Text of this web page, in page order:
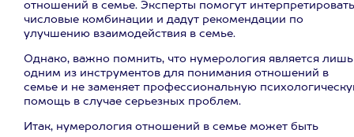
отношений в семье. Эксперты помогут интерпретировать
числовые комбинации и дадут рекомендации по
улучшению взаимодействия в семье.
Однако, важно помнить, что нумерология является лишь
одним из инструментов для понимания отношений в
семье и не заменяет профессиональную
помощь в случае серьезных проблем.
Итак, нумерология отношений в семье может быть